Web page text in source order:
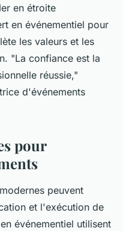
en étroite
en événementiel pour
les valeurs et les
"La confiance est la
réussie,"
d'événements
pour
peuvent
et l'exécution de
événementiel utilisent